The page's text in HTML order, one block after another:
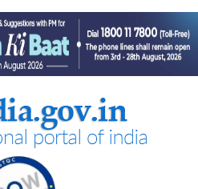
पास से किए जाने वाले खर्च को कम करने
को मजबूत बनाने के लिए उठाए गए कदम
भारत स्‍वास्‍थ्‍य खाता आधारित स्कैन
ओपीडी पंजीकरण की उपलब्धि हासिल की
सरकार के परामर्श से अरुणाचल प्रदेश में
को भारतीय सर्वेक्षण विभाग के